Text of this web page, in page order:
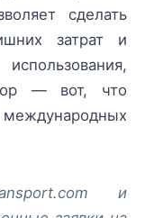
сделать
затрат и
— вот, что
и